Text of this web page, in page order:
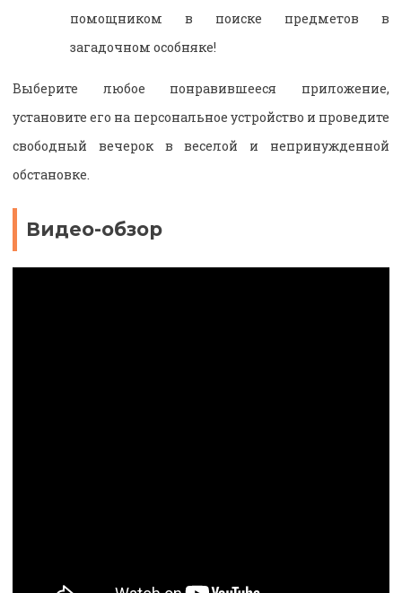
помощником в поиске предметов в
загадочном особняке!
Выберите любое понравившееся приложение,
установите его на персональное устройство и проведите
свободный вечерок в веселой и непринужденной
обстановке.
Видео-обзор